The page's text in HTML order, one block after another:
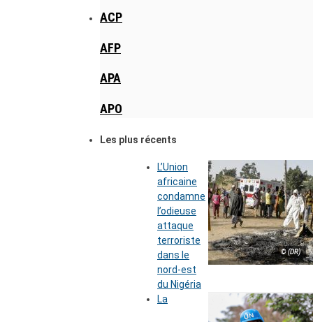
ACP
AFP
APA
APO
Les plus récents
© (DR)
L’Union
africaine
condamne
l’odieuse
attaque
terroriste
dans le
nord-est
du Nigéria
La